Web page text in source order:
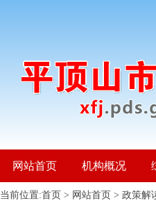
网站首页 机构概况
当前位置:首页 > 网站首页 > 政策解